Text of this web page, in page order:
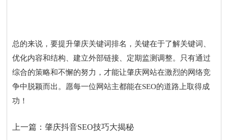
总的来说，要提升肇庆关键词排名，关键在于了解关键词、
优化内容和结构、建立外部链接、定期监测调整。只有通过
综合的策略和不懈的努力，才能让肇庆网站在激烈的网络竞
争中脱颖而出。愿每一位网站主都能在SEO的道路上取得成
功！
上一篇：肇庆抖音SEO技巧大揭秘